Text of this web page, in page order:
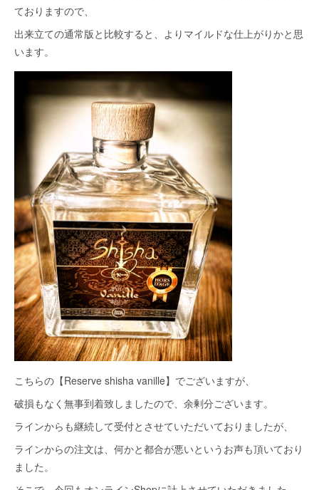
ておりますので、
出来立ての通常版と比較すると、よりマイルドな仕上がりかと思
います。
こちらの【Reserve shisha vanille】でございますが、
破損もなく無事到着致しましたので、余剰分ございます。
ラインからも継続して受付とさせていただいておりましたが、
ラインからの注文は、何かと都合が悪いというお声も頂いており
ました。